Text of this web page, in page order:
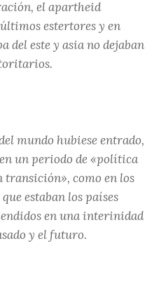
el apartheid
estertores y en
del este y asia no dejaban
mundo hubiese entrado,
un periodo de «política
como en los
estaban los países
en una interinidad
y el futuro.